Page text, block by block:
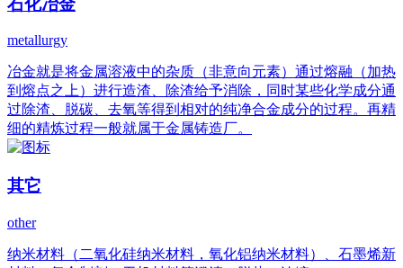
metallurgy
冶金就是将金属溶液中的杂质（非意向元素）通过熔融（加热
到熔点之上）进行造渣、除渣给予消除，同时某些化学成分通
过除渣、脱碳、去氧等得到相对的纯净合金成分的过程。再精
细的精炼过程一般就属于金属铸造厂。
其它
other
纳米材料（二氧化硅纳米材料，氧化铝纳米材料）、石墨烯新